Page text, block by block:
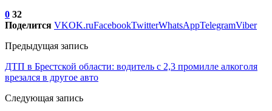
0 32
Поделится VKOK.ruFacebookTwitterWhatsAppTelegramViber
Предыдущая запись
ДТП в Брестской области: водитель с 2,3 промилле алкоголя
врезался в другое авто
Следующая запись